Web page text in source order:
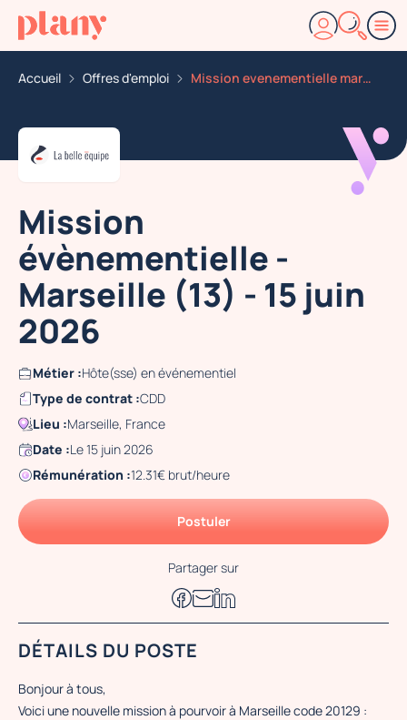
Accueil Offres d'emploi Mission evenementielle marseille 13 15 juin 2026
Mission
évènementielle -
Marseille (13) - 15 juin
2026
Métier :Hôte(sse) en événementiel
Type de contrat :CDD
Lieu :Marseille, France
Date :Le 15 juin 2026
Rémunération :12.31€ brut/heure
Postuler
Partager sur
DÉTAILS DU POSTE
Bonjour à tous,
Voici une nouvelle mission à pourvoir à Marseille code 20129 :